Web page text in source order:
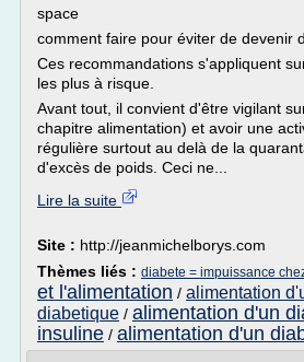
space
comment faire pour éviter de devenir
Ces recommandations s'appliquent
les plus à risque.
Avant tout, il convient d'être vigilant
chapitre alimentation) et avoir une
régulière surtout au delà de la
d'excès de poids. Ceci ne...
Lire la suite
Site : http://jeanmichelborys.com
Thèmes liés : diabete = impuissance
et l'alimentation / alimentation
diabetique / alimentation d'un
insuline / alimentation d'un